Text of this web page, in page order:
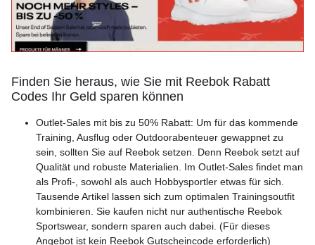
Finden Sie heraus, wie Sie mit Reebok Rabatt
Codes Ihr Geld sparen können
Outlet-Sales mit bis zu 50% Rabatt: Um für das kommende
Training, Ausflug oder Outdoorabenteuer gewappnet zu
sein, sollten Sie auf Reebok setzen. Denn Reebok setzt auf
Qualität und robuste Materialien. Im Outlet-Sales findet man
als Profi-, sowohl als auch Hobbysportler etwas für sich.
Tausende Artikel lassen sich zum optimalen Trainingsoutfit
kombinieren. Sie kaufen nicht nur authentische Reebok
Sportswear, sondern sparen auch dabei. (Für dieses
Angebot ist kein Reebok Gutscheincode erforderlich)